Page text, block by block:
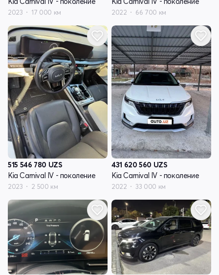
2023 17 000 км 2022 66 700 км
515 546 780 UZS
Kia Carnival IV - поколение
2023 2 500 км
431 620 560 UZS
Kia Carnival IV - поколение
2022 33 000 км